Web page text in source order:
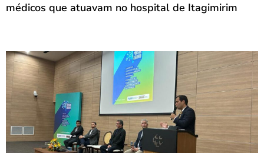
médicos que atuavam no hospital de Itagimirim